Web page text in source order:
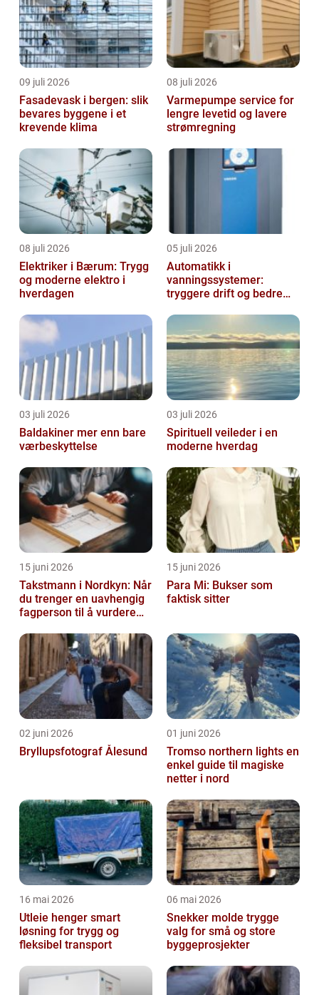
09 juli 2026
Fasadevask i bergen: slik
bevares byggene i et
krevende klima
08 juli 2026
Varmepumpe service for
lengre levetid og lavere
strømregning
08 juli 2026
Elektriker i Bærum: Trygg
og moderne elektro i
hverdagen
05 juli 2026
Automatikk i
vanningssystemer:
tryggere drift og bedre
03 juli 2026
Baldakiner mer enn bare
værbeskyttelse
03 juli 2026
Spirituell veileder i en
moderne hverdag
15 juni 2026
Takstmann i Nordkyn: Når
du trenger en uavhengig
fagperson til å vurdere
15 juni 2026
Para Mi: Bukser som
faktisk sitter
02 juni 2026
Bryllupsfotograf Ålesund
01 juni 2026
Tromso northern lights en
enkel guide til magiske
netter i nord
16 mai 2026
Utleie henger smart
løsning for trygg og
fleksibel transport
06 mai 2026
Snekker molde trygge
valg for små og store
byggeprosjekter